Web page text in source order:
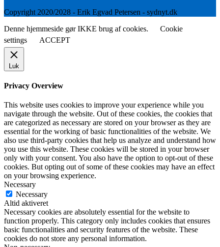
Copyright 2020/2028 - Erik Egvad Petersen - sydnyt.dk
Denne hjemmeside gør IKKE brug af cookies.
Cookie
settings
ACCEPT
Luk
Privacy Overview
This website uses cookies to improve your experience while you
navigate through the website. Out of these cookies, the cookies that
are categorized as necessary are stored on your browser as they are
essential for the working of basic functionalities of the website. We
also use third-party cookies that help us analyze and understand how
you use this website. These cookies will be stored in your browser
only with your consent. You also have the option to opt-out of these
cookies. But opting out of some of these cookies may have an effect
on your browsing experience.
Necessary
Necessary
Altid aktiveret
Necessary cookies are absolutely essential for the website to
function properly. This category only includes cookies that ensures
basic functionalities and security features of the website. These
cookies do not store any personal information.